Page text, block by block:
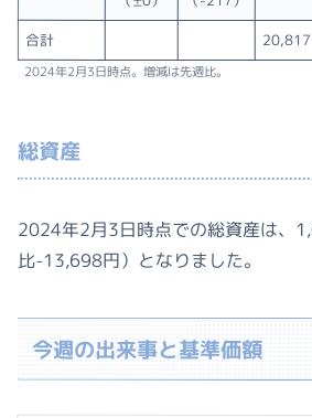
合計 20,817
2024年2月3日時点。増減は先週比。
総資産
2024年2月3日時点での総資産は、
比-13,698円）となりました。
今週の出来事と基準価額